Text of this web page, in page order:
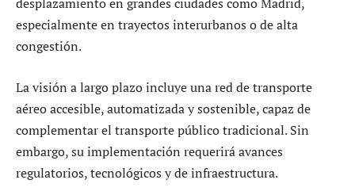
especialmente en trayectos interurbanos o de alta
congestión.
La visión a largo plazo incluye una red de transporte
aéreo accesible, automatizada y sostenible, capaz de
complementar el transporte público tradicional. Sin
embargo, su implementación requerirá avances
regulatorios, tecnológicos y de infraestructura.